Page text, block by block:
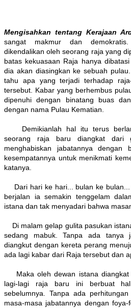
Mengisahkan tentang Kerajaan
sangat makmur dan demokratis.
dikendalikan oleh seorang raja yang
batas kekuasaan Raja hanya
dia akan diasingkan ke sebuah
tahu apa yang terjadi terhadap
tersebut. Kabar yang berhembus
dipenuhi dengan binatang buas
dengan nama Pulau Kematian.
Demikianlah hal itu terus
seorang raja baru diangkat dari
menghabiskan jabatannya dengan
kesempatannya untuk menikmati
katanya.
Dari hari ke hari... bulan ke
berjalan ia semakin tenggelam
istana dan tak menyadari bahwa
Di malam gelap gulita pasukan
sedang mabuk. Tanpa ada tanya
diangkut dengan kereta perang
ada lagi kabar dari Raja tersebut dan
Maka oleh dewan istana diangkat
lagi-lagi raja baru ini berbuat
sebelumnya. Tanpa ada
masa-masa jabatannya dengan